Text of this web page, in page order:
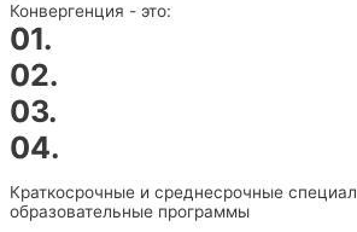
Конвергенция - это:
01.
02.
03.
04.
Краткосрочные и среднесрочные
образовательные программы